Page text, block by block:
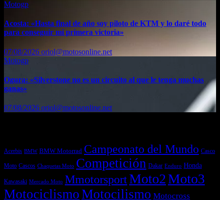
Motogp
Acosta: «Hasta final de año soy piloto de KTM y lo daré todo
para conseguir mi primera victoria»
07/08/2026 oriol@motosonline.net
Motogp
Ogura: «Silverstone no es un circuito al que le tenga muchas
ganas»
07/08/2026 oriol@motosonline.net
Acerbis BMW BMW Motorrad Campeonato del Mundo Casco
Moto Cascos Chaquetas Moto Competición Dakar Enduro Honda
Kawasaki Mercado Moto MmotorsportMoto2Moto3
MotociclismoMotocilismo Motocross